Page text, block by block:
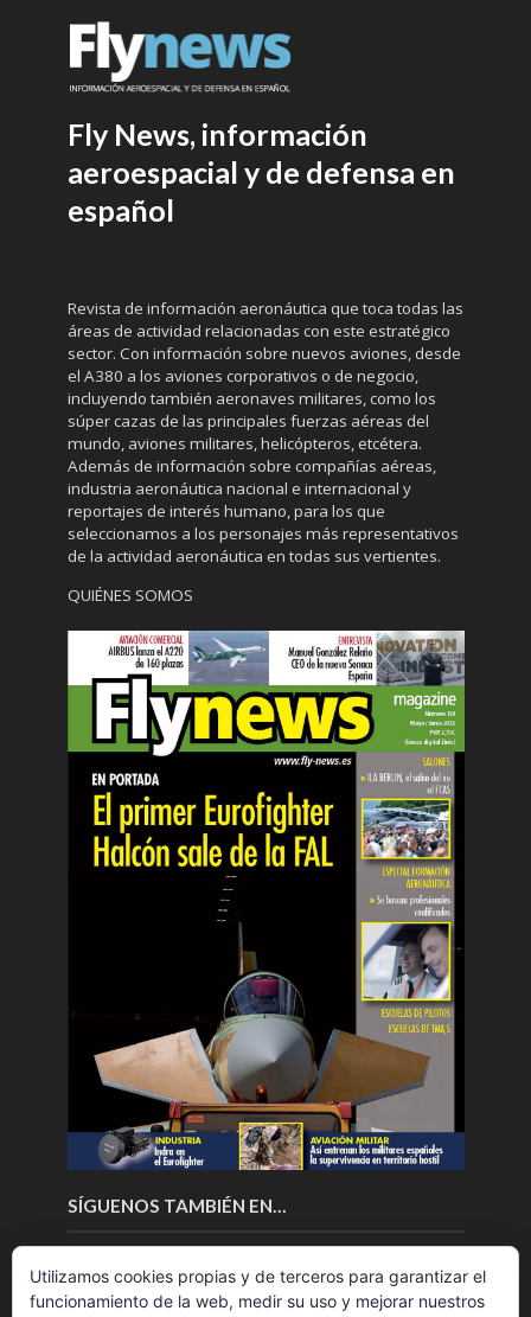
Fly News, información
aeroespacial y de defensa en
español
Revista de información aeronáutica que toca todas las
áreas de actividad relacionadas con este estratégico
sector. Con información sobre nuevos aviones, desde
el A380 a los aviones corporativos o de negocio,
incluyendo también aeronaves militares, como los
súper cazas de las principales fuerzas aéreas del
mundo, aviones militares, helicópteros, etcétera.
Además de información sobre compañías aéreas,
industria aeronáutica nacional e internacional y
reportajes de interés humano, para los que
seleccionamos a los personajes más representativos
de la actividad aeronáutica en todas sus vertientes.
QUIÉNES SOMOS
SÍGUENOS TAMBIÉN EN…
Utilizamos cookies propias y de terceros para garantizar el
funcionamiento de la web, medir su uso y mejorar nuestros